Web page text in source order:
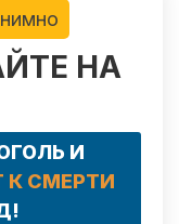
НА
И
К СМЕРТИ